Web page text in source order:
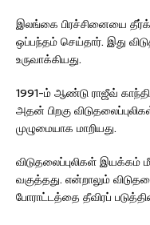
இலங்கை பிரச்சினையை
ஒப்பந்தம் செய்தார். இது
உருவாக்கியது.
1991-ம் ஆண்டு ராஜீவ்
அதன் பிறகு
முழுமையாக மாறியது.
விடுதலைப்புலிகள் இயக்கம்
வகுத்தது. என்றாலும்
போராட்டத்தை தீவிரப்